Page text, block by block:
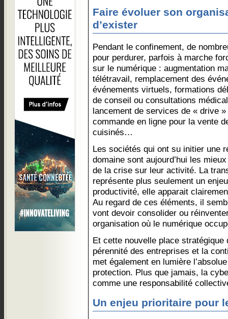
Faire évoluer son
d’exister
Pendant le confinement, de
pour perdurer, parfois à marche
sur le numérique : augmentation
télétravail, remplacement des
événements virtuels, formations
de conseil ou consultations
lancement de services de « drive
commande en ligne pour la vente
cuisinés…
Les sociétés qui ont su initier une
domaine sont aujourd’hui les
de la crise sur leur activité. La
représente plus seulement un
productivité, elle apparait
Au regard de ces éléments, il
vont devoir consolider ou
organisation où le numérique
Et cette nouvelle place
pérennité des entreprises et la
met également en lumière
protection. Plus que jamais, la
comme une responsabilité
Un enjeu prioritaire pour